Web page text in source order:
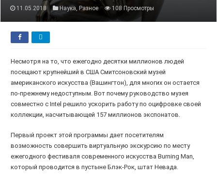
11.05.2018 Наука, Разное 108 Просмотры
Несмотря на то, что ежегодно десятки миллионов людей
посещают крупнейший в США Смитсоновский музей
американского искусства (Вашингтон), для многих он остается
по-прежнему недоступным. Вот почему руководство музея
совместно с Intel решило ускорить работу по оцифровке своей
коллекции, насчитывающей 157 миллионов экспонатов.
Первый проект этой программы дает посетителям
возможность совершить виртуальную экскурсию по месту
ежегодного фестиваля современного искусства Burning Man,
который проводится в пустыне Блэк-Рок, штат Невада.